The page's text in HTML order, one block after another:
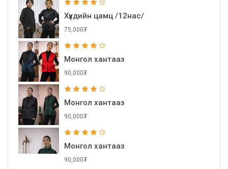
Хүүхдийн цамц /12нас/
75,000₮
Монгол хантааз
90,000₮
Монгол хантааз
90,000₮
Монгол хантааз
90,000₮